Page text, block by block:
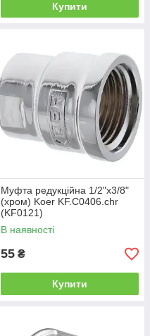
Купити
Муфта редукційна 1/2"x3/8"
(хром) Koer KF.C0406.chr
(KF0121)
В наявності
55 ₴
Купити